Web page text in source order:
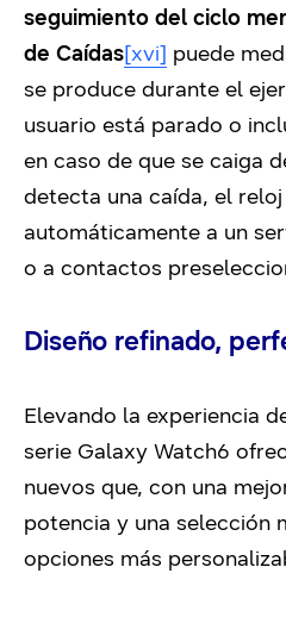
seguimiento del ciclo
de Caídas[xvi] puede
se produce durante el
usuario está parado o
en caso de que se caiga
detecta una caída, el reloj
automáticamente a un
o a contactos
Diseño refinado,
Elevando la experiencia
serie Galaxy Watch6
nuevos que, con una
potencia y una selección
opciones más